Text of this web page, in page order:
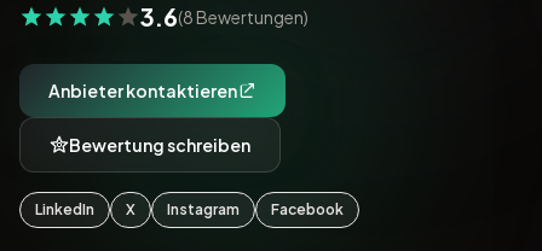
3.6(8 Bewertungen)
Anbieter kontaktieren
Bewertung schreiben
LinkedIn X Instagram Facebook